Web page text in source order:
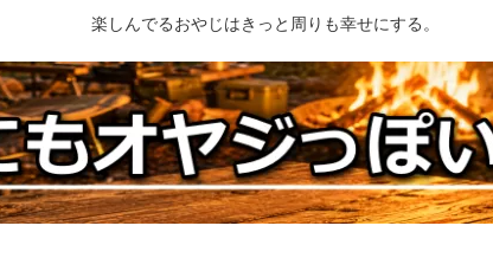
楽しんでるおやじはきっと周りも幸せにする。